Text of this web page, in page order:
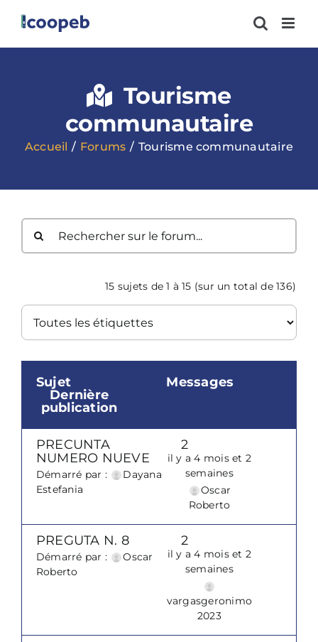
contenu
Tourisme
communautaire
Accueil Forums Tourisme communautaire
15 sujets de 1 à 15 (sur un total de 136)
Sujet
Messages
Dernière
publication
PRECUNTA
NUMERO NUEVE
Démarré par :
Dayana
Estefania
2
il y a 4 mois et 2
semaines
Oscar
Roberto
PREGUTA N. 8
Démarré par :
Oscar
Roberto
2
il y a 4 mois et 2
semaines
vargasgeronimo
2023